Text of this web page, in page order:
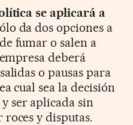
se aplicará a
da dos opciones a
fumar o salen a
deberá
o pausas para
cual sea la decisión
ser aplicada sin
y disputas.